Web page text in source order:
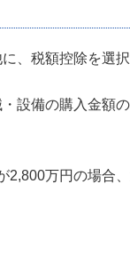
、税額控除を選
設備の購入金額
万円の場合